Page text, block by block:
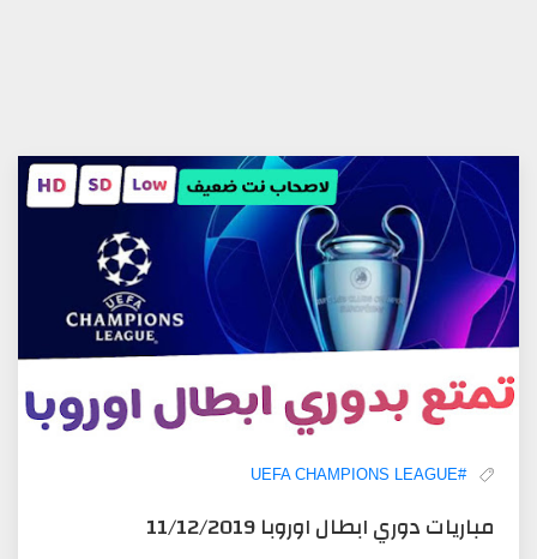
#UEFA CHAMPIONS LEAGUE
مباريات دوري ابطال اوروبا 11/12/2019